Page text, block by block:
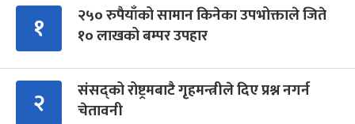
१
२५० रुपैयाँको सामान किनेका उपभोक्ताले जिते
१० लाखको बम्पर उपहार
२
संसद्को रोष्ट्रमबाटै गृहमन्त्रीले दिए प्रश्न नगर्न
चेतावनी